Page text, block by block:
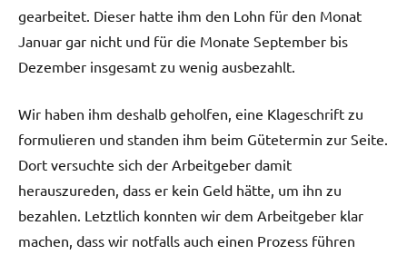
gearbeitet. Dieser hatte ihm den Lohn für den Monat
Januar gar nicht und für die Monate September bis
Dezember insgesamt zu wenig ausbezahlt.
Wir haben ihm deshalb geholfen, eine Klageschrift zu
formulieren und standen ihm beim Gütetermin zur Seite.
Dort versuchte sich der Arbeitgeber damit
herauszureden, dass er kein Geld hätte, um ihn zu
bezahlen. Letztlich konnten wir dem Arbeitgeber klar
machen, dass wir notfalls auch einen Prozess führen